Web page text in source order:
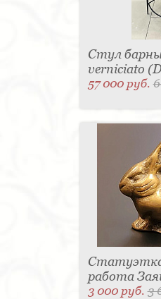
Стул
verniciato
57 000 руб.
работа
3 000 руб.3